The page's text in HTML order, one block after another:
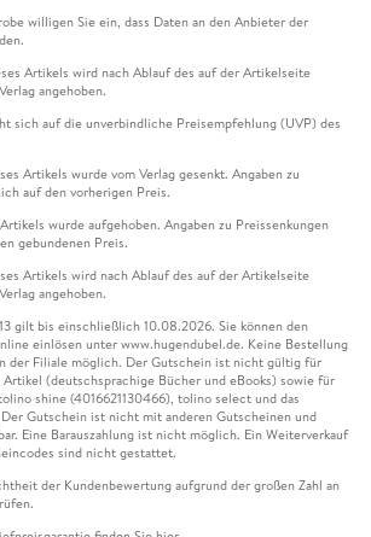
willigen Sie ein, dass Daten an den Anbieter der
Artikels wird nach Ablauf des auf der Artikelseite
angehoben.
sich auf die unverbindliche Preisempfehlung (UVP) des
Artikels wurde vom Verlag gesenkt. Angaben zu
auf den vorherigen Preis.
wurde aufgehoben. Angaben zu Preissenkungen
gebundenen Preis.
Artikels wird nach Ablauf des auf der Artikelseite
angehoben.
gilt bis einschließlich 10.08.2026. Sie können den
einlösen unter www.hugendubel.de. Keine Bestellung
der Filiale möglich. Der Gutschein ist nicht gültig für
(deutschsprachige Bücher und eBooks) sowie für
shine (4016621130466), tolino select und das
Gutschein ist nicht mit anderen Gutscheinen und
Eine Barauszahlung ist nicht möglich. Ein Weiterverkauf
sind nicht gestattet.
der Kundenbewertung aufgrund der großen Zahl an